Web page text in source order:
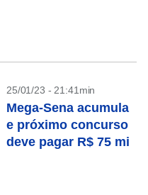
25/01/23 - 21:41min
Mega-Sena acumula
e próximo concurso
deve pagar R$ 75 mi